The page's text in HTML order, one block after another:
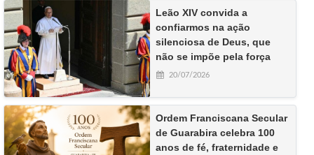
Leão XIV convida a
confiarmos na ação
silenciosa de Deus, que
não se impõe pela força
20/07/2026
Ordem Franciscana Secular
de Guarabira celebra 100
anos de fé, fraternidade e